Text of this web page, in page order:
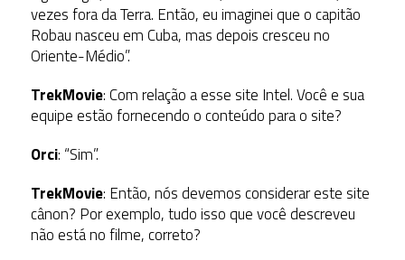
vezes fora da Terra. Então, eu imaginei que o capitão
Robau nasceu em Cuba, mas depois cresceu no
Oriente-Médio”.
TrekMovie: Com relação a esse site Intel. Você e sua
equipe estão fornecendo o conteúdo para o site?
Orci: “Sim”.
TrekMovie: Então, nós devemos considerar este site
cânon? Por exemplo, tudo isso que você descreveu
não está no filme, correto?